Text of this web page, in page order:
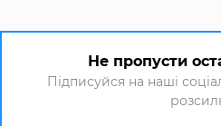
Не пропусти
Підписуйся на наші